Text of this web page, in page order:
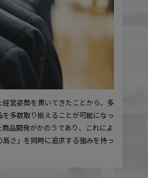
営姿勢を貫いてきたことから、多
多数取り揃えることが可能になっ
品開発がかのうであり、これによ
さ」を同時に追求する強みを持っ